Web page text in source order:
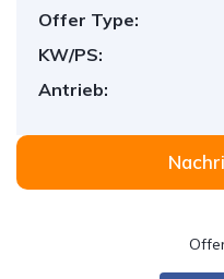
Offer Type:
KW/PS:
Antrieb: